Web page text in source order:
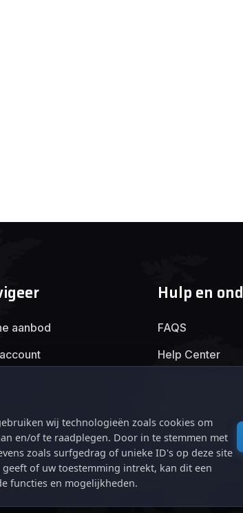
aanbod
Hulp en
FAQS
Help Center
Privacybeleid
wij technologieën zoals cookies om
en/of te raadplegen. Door in te stemmen met
zoals surfgedrag of unieke ID's op deze site
of uw toestemming intrekt, kan dit een
functies en mogelijkheden.